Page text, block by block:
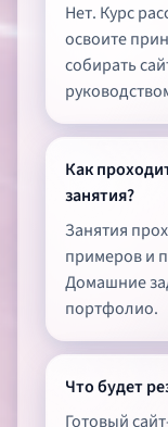
Нет. Курс
освоите
собирать
Как
занятия?
Занятия
примеров и
Домашние
портфолио.
Что будет
Готовый